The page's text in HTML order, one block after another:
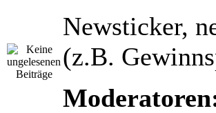
Newsticker,
(z.B.